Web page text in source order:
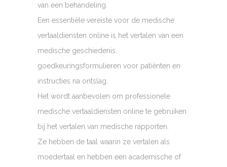
van een behandeling.
Een essentiële vereiste voor de medische
vertaaldiensten online is het vertalen van een
medische geschiedenis,
goedkeuringsformulieren voor patiënten en
instructies na ontslag.
Het wordt aanbevolen om professionele
medische vertaaldiensten online te gebruiken
bij het vertalen van medische rapporten.
Ze hebben de taal waarin ze vertalen als
moedertaal en hebben een academische of